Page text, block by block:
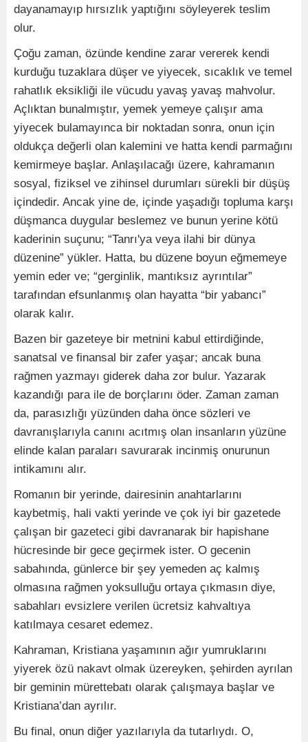
dayanamayıp hırsızlık yaptığını söyleyerek teslim
olur.
Çoğu zaman, özünde kendine zarar vererek kendi
kurduğu tuzaklara düşer ve yiyecek, sıcaklık ve temel
rahatlık eksikliği ile vücudu yavaş yavaş mahvolur.
Açlıktan bunalmıştır, yemek yemeye çalışır ama
yiyecek bulamayınca bir noktadan sonra, onun için
oldukça değerli olan kalemini ve hatta kendi parmağını
kemirmeye başlar. Anlaşılacağı üzere, kahramanın
sosyal, fiziksel ve zihinsel durumları sürekli bir düşüş
içindedir. Ancak yine de, içinde yaşadığı topluma karşı
düşmanca duygular beslemez ve bunun yerine kötü
kaderinin suçunu; “Tanrı'ya veya ilahi bir dünya
düzenine” yükler. Hatta, bu düzene boyun eğmemeye
yemin eder ve; “gerginlik, mantıksız ayrıntılar”
tarafından efsunlanmış olan hayatta “bir yabancı”
olarak kalır.
Bazen bir gazeteye bir metnini kabul ettirdiğinde,
sanatsal ve finansal bir zafer yaşar; ancak buna
rağmen yazmayı giderek daha zor bulur. Yazarak
kazandığı para ile de borçlarını öder. Zaman zaman
da, parasızlığı yüzünden daha önce sözleri ve
davranışlarıyla canını acıtmış olan insanların yüzüne
elinde kalan paraları savurarak incinmiş onurunun
intikamını alır.
Romanın bir yerinde, dairesinin anahtarlarını
kaybetmiş, hali vakti yerinde ve çok iyi bir gazetede
çalışan bir gazeteci gibi davranarak bir hapishane
hücresinde bir gece geçirmek ister. O gecenin
sabahında, günlerce bir şey yemeden aç kalmış
olmasına rağmen yoksulluğu ortaya çıkmasın diye,
sabahları evsizlere verilen ücretsiz kahvaltıya
katılmaya cesaret edemez.
Kahraman, Kristiana yaşamının ağır yumruklarını
yiyerek özü nakavt olmak üzereyken, şehirden ayrılan
bir geminin mürettebatı olarak çalışmaya başlar ve
Kristiana’dan ayrılır.
Bu final, onun diğer yazılarıyla da tutarlıydı. O,